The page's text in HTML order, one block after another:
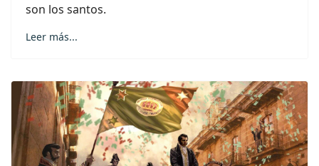
son los santos.
Leer más...